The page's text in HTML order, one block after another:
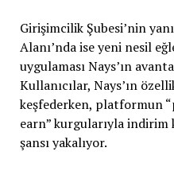
Girişimcilik Şubesi’nin
Alanı’nda ise yeni nesil
uygulaması Nays’ın
Kullanıcılar, Nays’ın
keşfederken, platformun
earn” kurgularıyla indirim
şansı yakalıyor.